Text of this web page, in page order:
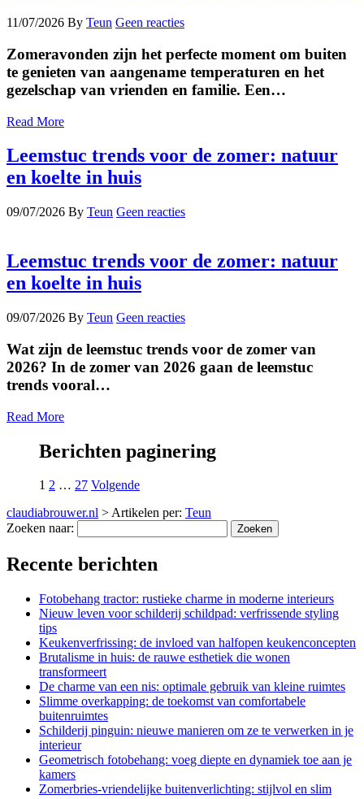
11/07/2026 By Teun Geen reacties
Zomeravonden zijn het perfecte moment om buiten
te genieten van aangename temperaturen en het
gezelschap van vrienden en familie. Een…
Read More
Leemstuc trends voor de zomer: natuur
en koelte in huis
09/07/2026 By Teun Geen reacties
Leemstuc trends voor de zomer: natuur
en koelte in huis
09/07/2026 By Teun Geen reacties
Wat zijn de leemstuc trends voor de zomer van
2026? In de zomer van 2026 gaan de leemstuc
trends vooral…
Read More
Berichten paginering
1 2 … 27 Volgende
claudiabrouwer.nl >Artikelen per: Teun
Zoeken naar:
Recente berichten
Fotobehang tractor: rustieke charme in moderne interieurs
Nieuw leven voor schilderij schildpad: verfrissende styling
tips
Keukenverfrissing: de invloed van halfopen keukenconcepten
Brutalisme in huis: de rauwe esthetiek die wonen
transformeert
De charme van een nis: optimale gebruik van kleine ruimtes
Slimme overkapping: de toekomst van comfortabele
buitenruimtes
Schilderij pinguin: nieuwe manieren om ze te verwerken in je
interieur
Geometrisch fotobehang: voeg diepte en dynamiek toe aan je
kamers
Zomerbries-vriendelijke buitenverlichting: stijlvol en slim